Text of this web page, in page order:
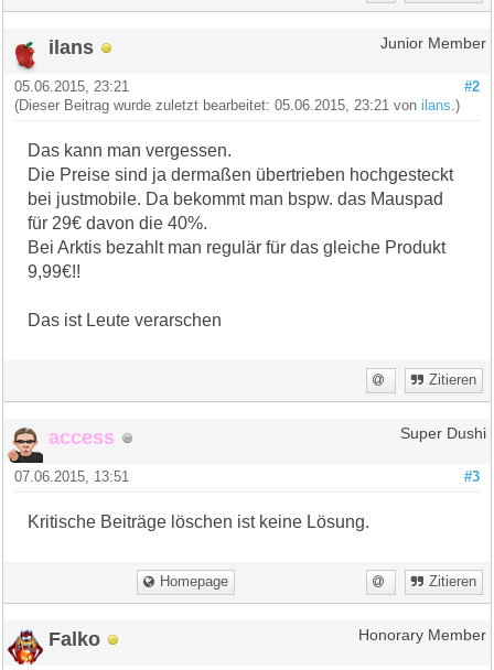
ilans Junior Member
#2
05.06.2015, 23:21
(Dieser Beitrag wurde zuletzt bearbeitet: 05.06.2015, 23:21 vonilans.)
Das kann man vergessen.
Die Preise sind ja dermaßen übertrieben hochgesteckt
bei justmobile. Da bekommt man bspw. das Mauspad
für 29€ davon die 40%.
Bei Arktis bezahlt man regulär für das gleiche Produkt
9,99€!!
Das ist Leute verarschen
Zitieren
access Super Dushi
#3
07.06.2015, 13:51
Kritische Beiträge löschen ist keine Lösung.
Homepage Zitieren
Falko Honorary Member